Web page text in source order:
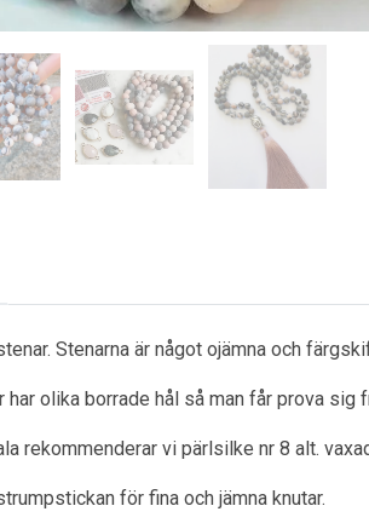
Stenarna är något ojämna och
har olika borrade hål så man får prova sig
rekommenderar vi pärlsilke nr 8 alt.
för fina och jämna knutar.